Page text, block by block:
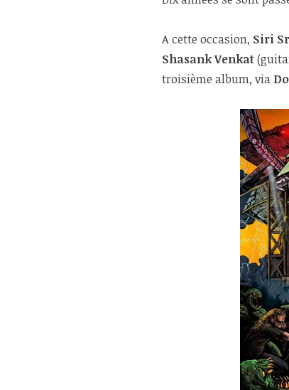
A cette occasion, Siri
Shasank Venkat
troisième album, via